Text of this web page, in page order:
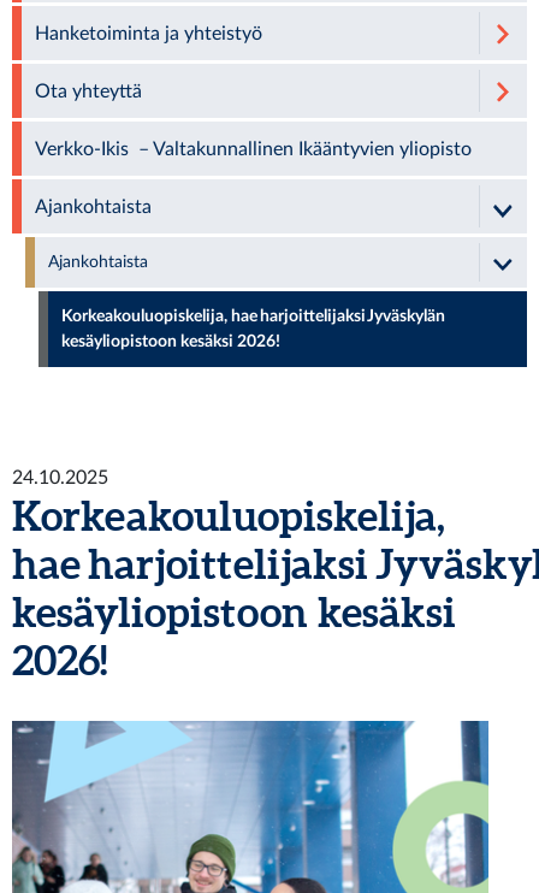
24.10.2025
Korkeakouluopiskelija,
hae harjoittelijaksi
kesäyliopistoon kesäksi
2026!
Hanketoiminta ja yhteistyö
Ota yhteyttä
Verkko-Ikis – Valtakunnallinen Ikääntyvien yliopisto
Ajankohtaista
Ajankohtaista
Korkeakouluopiskelija, hae harjoittelijaksi Jyväskylän
kesäyliopistoon kesäksi 2026!